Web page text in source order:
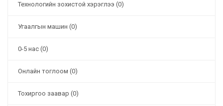
Технологийн зохистой хэрэглээ (0)
Угаалгын машин (0)
0-5 нас (0)
Онлайн тоглоом (0)
Тохиргоо заавар (0)